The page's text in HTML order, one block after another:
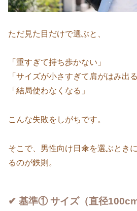
ただ見た目だけで選ぶと、
「重すぎて持ち歩かない」
「サイズが小さすぎて肩がはみ出る
「結局使わなくなる」
こんな失敗をしがちです。
そこで、男性向け日傘を選ぶとき
るのが鉄則。
✔ 基準① サイズ（直径100cm